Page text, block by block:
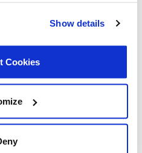
Show details
Cookies
termostatów:
termostaty do swojego
Uprość swoje poszukiwania